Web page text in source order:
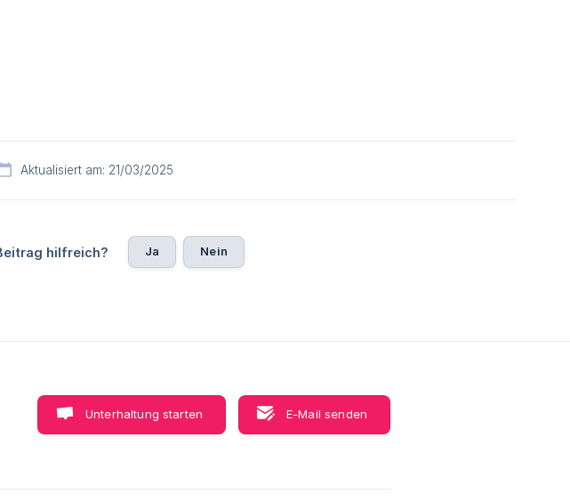
Aktualisiert am: 21/03/2025
hilfreich? Ja Nein
Unterhaltung starten E-Mail senden